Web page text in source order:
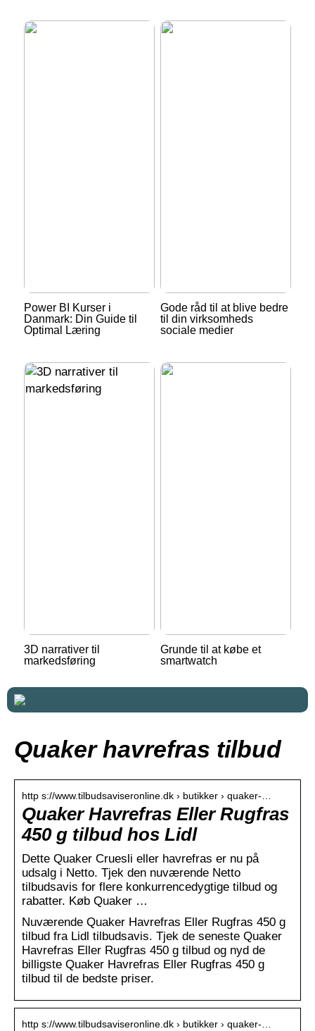
Power BI Kurser i
Danmark: Din Guide til
Optimal Læring
Gode råd til at blive bedre
til din virksomheds
sociale medier
3D narrativer til
markedsføring
Grunde til at købe et
smartwatch
Quaker havrefras tilbud
http s://www.tilbudsaviseronline.dk › butikker › quaker-…
Quaker Havrefras Eller Rugfras
450 g tilbud hos Lidl
Dette Quaker Cruesli eller havrefras er nu på
udsalg i Netto. Tjek den nuværende Netto
tilbudsavis for flere konkurrencedygtige tilbud og
rabatter. Køb Quaker …
Nuværende Quaker Havrefras Eller Rugfras 450 g
tilbud fra Lidl tilbudsavis. Tjek de seneste Quaker
Havrefras Eller Rugfras 450 g tilbud og nyd de
billigste Quaker Havrefras Eller Rugfras 450 g
tilbud til de bedste priser.
http s://www.tilbudsaviseronline.dk › butikker › quaker-…